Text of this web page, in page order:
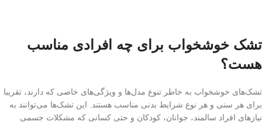
تشک خوشخواب برای چه افرادی مناسب
هست؟
تشک‌های خوشخواب به خاطر تنوع مدل‌ها و ویژگی‌های خاصی که دارند، تقریبا
برای هر سنی و هر نوع شرایط بدنی مناسب هستند. این تشک‌ها می‌توانند به
نیازهای افراد سالمند، جوانان، کودکان و حتی کسانی که مشکلات جسمی